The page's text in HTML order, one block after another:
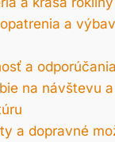
a
a
na návštevu
a dopravné